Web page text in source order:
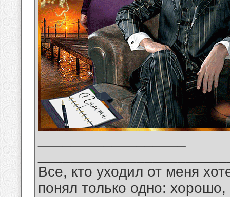
Все, кто уходил от меня
понял только одно: